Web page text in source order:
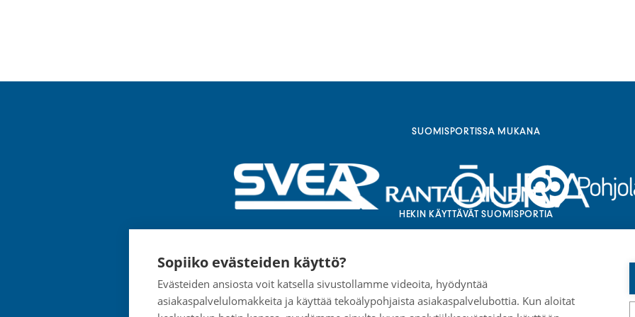
Sopiiko evästeiden käyttö?
Evästeiden ansiosta voit katsella sivustollamme videoita, hyödyntää
asiakaspalvelulomakkeita ja käyttää tekoälypohjaista asiakaspalvelubottia. Kun aloitat
SUOMISPORTISSA MUKANA
HEKIN KÄYTTÄVÄT SUOMISPORTIA